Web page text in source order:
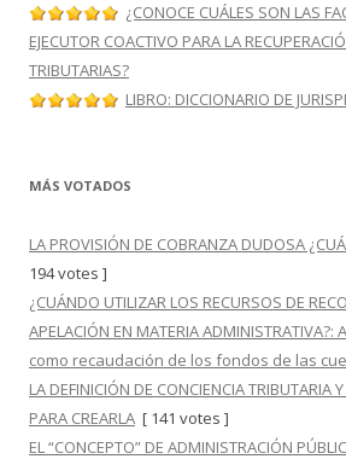
¿CONOCE CUÁLES SON LAS
EJECUTOR COACTIVO PARA LA
TRIBUTARIAS?
LIBRO: DICCIONARIO DE
MÁS VOTADOS
LA PROVISIÓN DE COBRANZA DUDOSA
194 votes ]
¿CUÁNDO UTILIZAR LOS RECURSOS DE
APELACIÓN EN MATERIA
como recaudación de los fondos de las
LA DEFINICIÓN DE CONCIENCIA TRIBUTARIA
PARA CREARLA [ 141 votes ]
EL “CONCEPTO” DE ADMINISTRACIÓN